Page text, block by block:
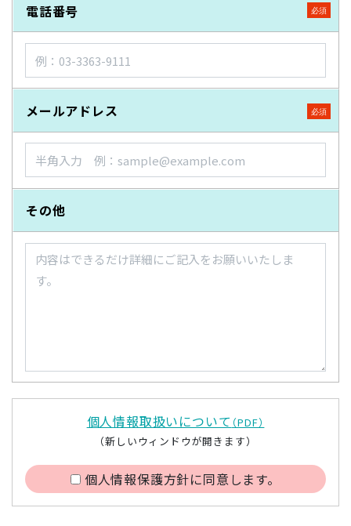
電話番号
メールアドレス
その他
個人情報取扱いについて （PDF）
（新しいウィンドウが開きます）
個人情報保護方針に同意します。